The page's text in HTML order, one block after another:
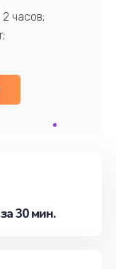
часов;
30 мин.